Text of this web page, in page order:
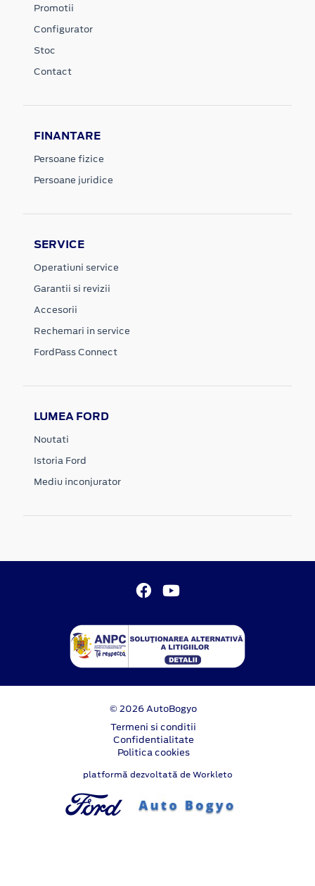
Promotii
Configurator
Stoc
Contact
FINANTARE
Persoane fizice
Persoane juridice
SERVICE
Operatiuni service
Garantii si revizii
Accesorii
Rechemari in service
FordPass Connect
LUMEA FORD
Noutati
Istoria Ford
Mediu inconjurator
© 2026 AutoBogyo
Termeni si conditii
Confidentialitate
Politica cookies
platformă dezvoltată de Workleto